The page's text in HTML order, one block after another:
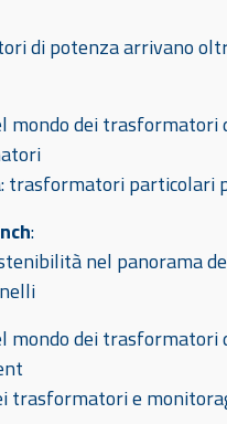
di potenza arrivano
mondo dei trasformatori
trasformatori particolari
:
nel panorama
mondo dei trasformatori
trasformatori e